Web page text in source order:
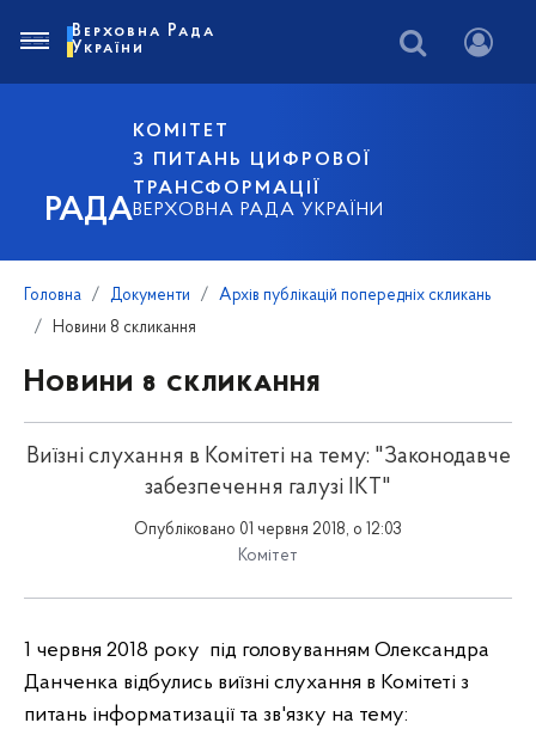
РАДА
КОМІТЕТ
З ПИТАНЬ ЦИФРОВОЇ
ТРАНСФОРМАЦІЇ
ВЕРХОВНА РАДА УКРАЇНИ
Верховна Рада
України
Головна Документи
Архів публікацій попередніх скликань
Новини 8 скликання
Новини 8 скликання
Виїзні слухання в Комітеті на тему: "Законодавче
забезпечення галузі ІКТ"
Опубліковано 01 червня 2018, о 12:03
Комітет
1 червня 2018 року під головуванням Олександра
Данченка відбулись виїзні слухання в Комітеті з
питань інформатизації та зв'язку на тему: